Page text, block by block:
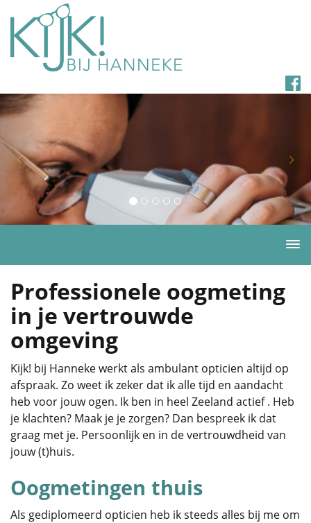
Professionele oogmeting
in je vertrouwde
omgeving
Kijk! bij Hanneke werkt als ambulant opticien altijd op
afspraak. Zo weet ik zeker dat ik alle tijd en aandacht
heb voor jouw ogen. Ik ben in heel Zeeland actief . Heb
je klachten? Maak je je zorgen? Dan bespreek ik dat
graag met je. Persoonlijk en in de vertrouwdheid van
jouw (t)huis.
Oogmetingen thuis
Als gediplomeerd opticien heb ik steeds alles bij me om